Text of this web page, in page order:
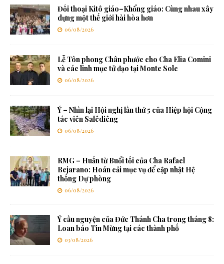
Đối thoại Kitô giáo–Khổng giáo: Cùng nhau xây
dựng một thế giới hài hòa hơn
06/08/2026
Lễ Tôn phong Chân phước cho Cha Elia Comini
và các linh mục tử đạo tại Monte Sole
06/08/2026
Ý – Nhìn lại Hội nghị lần thứ 5 của Hiệp hội Cộng
tác viên Salêdiêng
06/08/2026
RMG – Huấn từ Buổi tối của Cha Rafael
Bejarano: Hoán cải mục vụ để cập nhật Hệ
thống Dự phòng
06/08/2026
Ý cầu nguyện của Đức Thánh Cha trong tháng 8:
Loan báo Tin Mừng tại các thành phố
03/08/2026